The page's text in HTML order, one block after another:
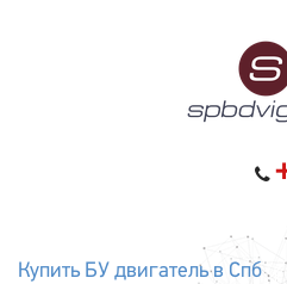
Купить БУ двигатель в Спб